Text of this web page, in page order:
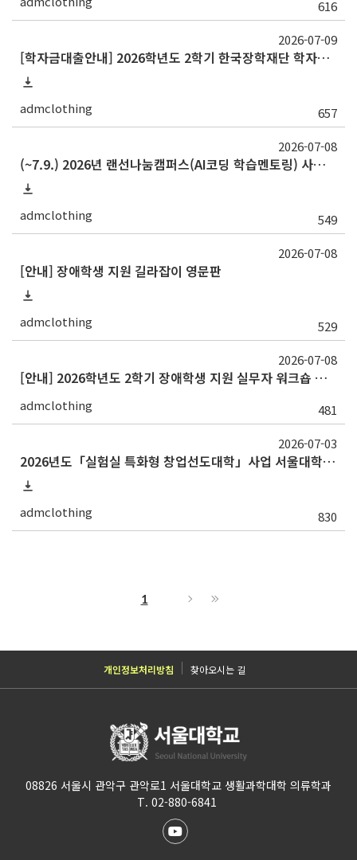
616
[학자금대출안내] 2026학년도 2학기 한국장학재단 학자금대출 안내[재학생]
admclothing 657
2026-07-09
(~7.9.) 2026년 랜선나눔캠퍼스(AI코딩 학습멘토링) 사업 홍보 및 멘토 추천 요청(추가)
admclothing 549
2026-07-08
[안내] 장애학생 지원 길라잡이 영문판
admclothing 529
2026-07-08
[안내] 2026학년도 2학기 장애학생 지원 실무자 워크숍 개최
admclothing 481
2026-07-08
2026년도「실험실 특화형 창업선도대학」사업 서울대학교 대학원생 창업동아리 상시모집 안내 및 홍보
admclothing 830
2026-07-03
1
개인정보처리방침 찾아오시는 길
08826 서울시 관악구 관악로1 서울대학교 생활과학대학 의류학과
T. 02-880-6841